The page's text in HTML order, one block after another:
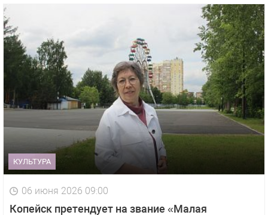
КУЛЬТУРА
06 июня 2026 09:00
Копейск претендует на звание «Малая